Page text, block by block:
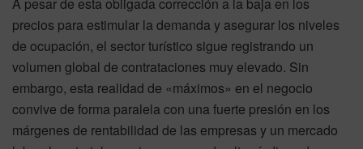
A pesar de esta obligada corrección a la baja en los
precios para estimular la demanda y asegurar los niveles
de ocupación, el sector turístico sigue registrando un
volumen global de contrataciones muy elevado. Sin
embargo, esta realidad de «máximos» en el negocio
convive de forma paralela con una fuerte presión en los
márgenes de rentabilidad de las empresas y un mercado